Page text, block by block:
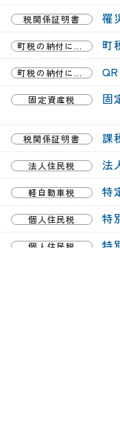
税関係証明書
罹
町税の納付について
町
町税の納付について
固定資産税 固
税関係証明書
課
法人住民税
法
軽自動車税
特
個人住民税
特
個人住民税
特